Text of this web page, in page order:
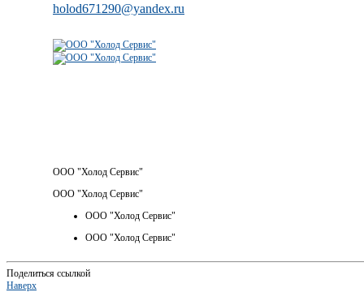
holod671290@yandex.ru
ООО "Холод Сервис"
ООО "Холод Сервис"
ООО "Холод Сервис"
ООО "Холод Сервис"
Поделиться ссылкой
Наверх